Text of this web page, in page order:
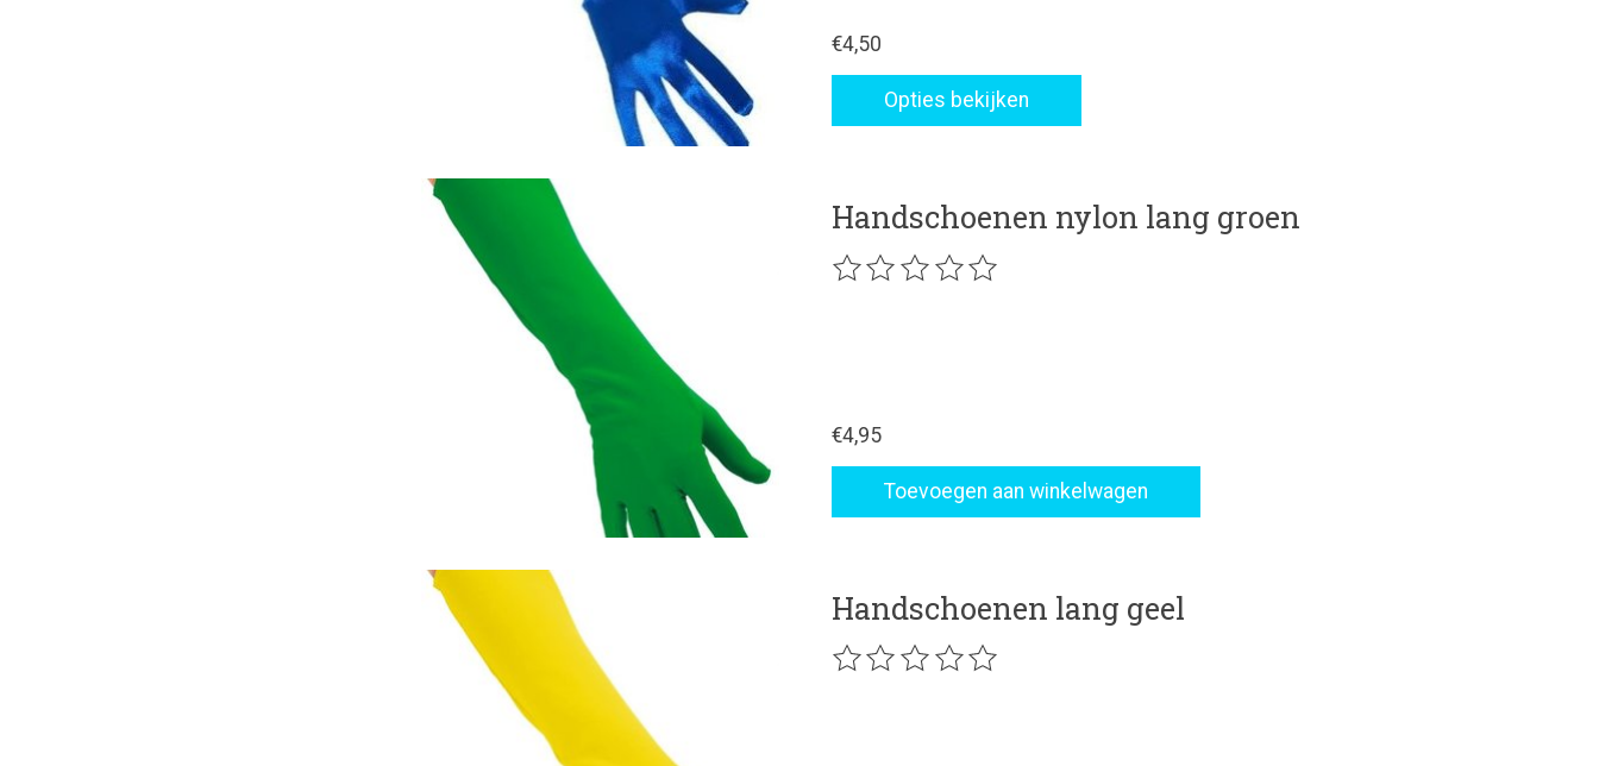
€4,50
Opties bekijken
Handschoenen nylon lang groen
De beoordeling van dit product is
€4,95
Toevoegen aan winkelwagen
Handschoenen lang geel
De beoordeling van dit product is